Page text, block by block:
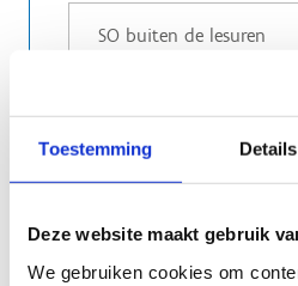
Toestemming Details
Deze website maakt gebruik
We gebruiken cookies om
Geef het aantal
basisscholen (BaO) en